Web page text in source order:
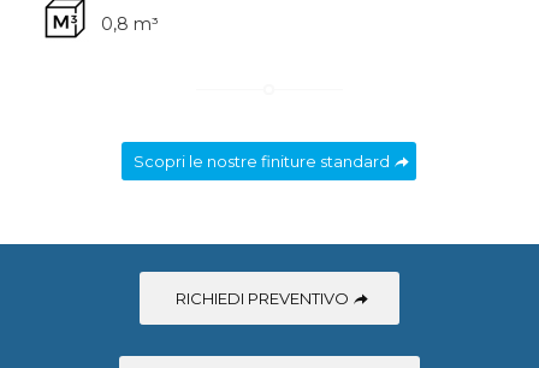
0,8 m³
Scopri le nostre finiture standard
RICHIEDI PREVENTIVO